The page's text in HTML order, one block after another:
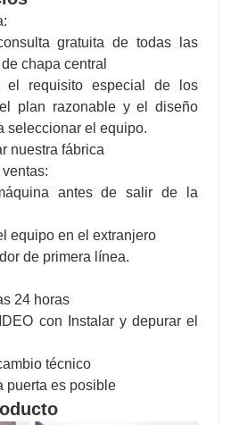
gratuita de todas las
chapa central
el requisito especial de los
plan razonable y el diseño
seleccionar el equipo.
nuestra fábrica
antes de salir de la
equipo en el extranjero
de primera línea.
24 horas
con Instalar y depurar el
técnico
puerta es posible